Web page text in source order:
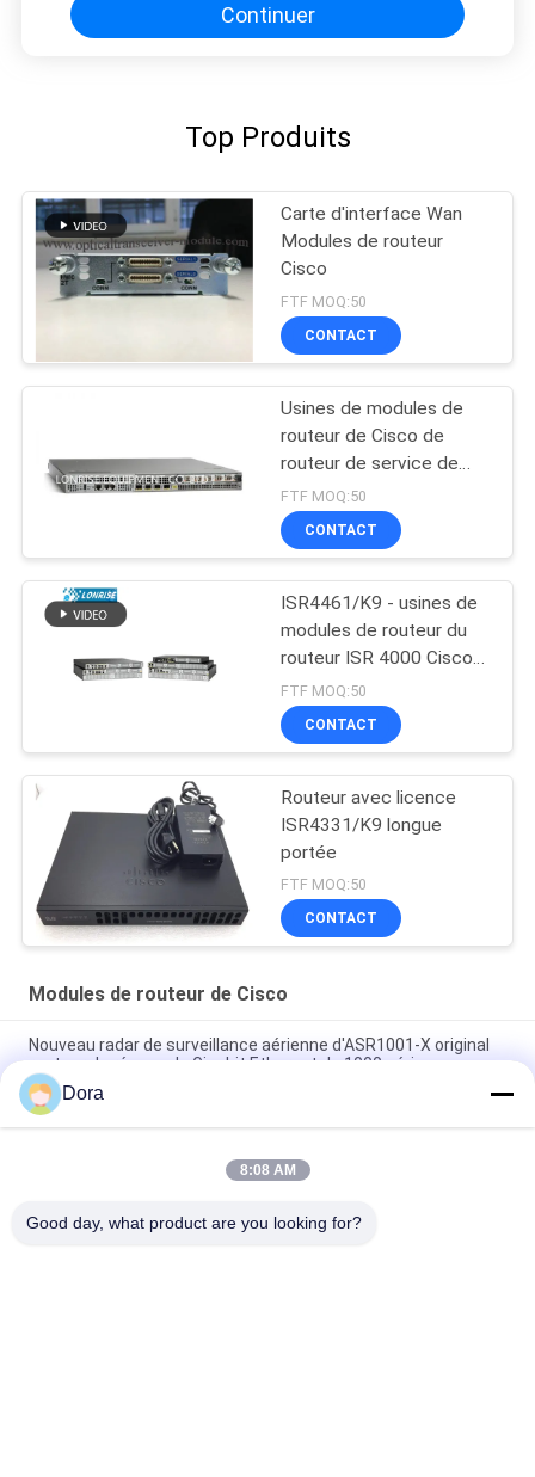
Continuer
Top Produits
Carte d'interface Wan
Modules de routeur
Cisco
FTF MOQ:50
CONTACT
Usines de modules de
routeur de Cisco de
routeur de service de
l'agrégation ASR1001
FTF MOQ:50
CONTACT
ISR4461/K9 - usines de
modules de routeur du
routeur ISR 4000 Cisco
de Cisco
FTF MOQ:50
CONTACT
Routeur avec licence
ISR4331/K9 longue
portée
FTF MOQ:50
CONTACT
Modules de routeur de Cisco
Nouveau radar de surveillance aérienne d'ASR1001-X original
routeur de réseau de Gigabit Ethernet de 1000 séries
C9300 - Nanomètre - 2Q = catalyseur 9300 2 pièce de
rechange de module de réseau de X 40GE
Suppléments de chaîne de Wifi de DRACHME des modules 2GE
Dora
8:08 AM
Good day, what product are you looking for?